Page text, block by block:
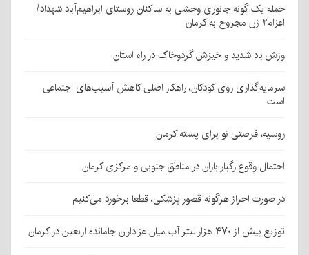
حمله یک گونه جانوری وحشی به ساکنان روستای ابراهیم‌آباد شهداد/
اعزام۲ زن مجروح به کرمان
وزش باد شدید و خیزش گردوخاک در راه استان
سرمایه‌گذاری روی کودکان، راهکار اصلی کاهش آسیب‌های اجتماعی
است
روسیه، فرصتی نو برای پسته کرمان
احتمال وقوع رگبار باران در مناطق جنوبی و مرکزی کرمان
در صورت احراز هرگونه قصور پزشکی، قطعا برخورد می‌کنیم
توزیع بیش از ۴۷۰ هزار لیتر آب میان عزاداران جامانده اربعین در کرمان